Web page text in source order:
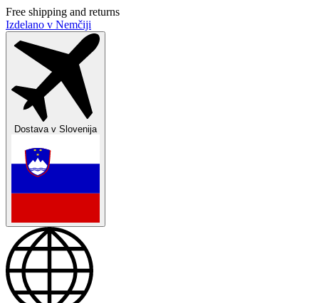
Free shipping and returns
Izdelano v Nemčiji
Dostava v Slovenija